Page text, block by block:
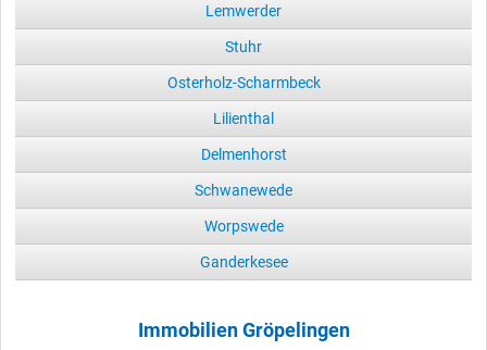
Lemwerder
Stuhr
Osterholz-Scharmbeck
Lilienthal
Delmenhorst
Schwanewede
Worpswede
Ganderkesee
Immobilien Gröpelingen